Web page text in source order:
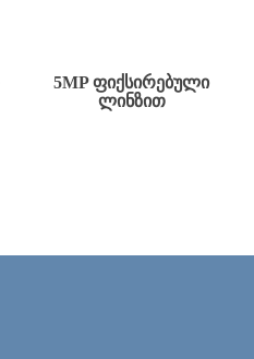
5MP ᲤᲘᲥᲡᲘᲠᲔᲑᲣᲚᲘ
ᲚᲘᲜᲖᲘᲗ